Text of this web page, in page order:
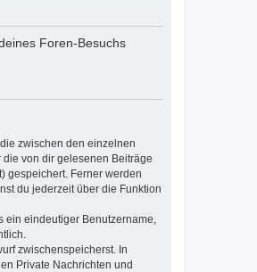
Foren-Besuchs
zwischen den einzelnen
von dir gelesenen Beiträge
gespeichert. Ferner werden
du jederzeit über die Funktion
eindeutiger Benutzername,
zwischenspeicherst. In
Private Nachrichten und